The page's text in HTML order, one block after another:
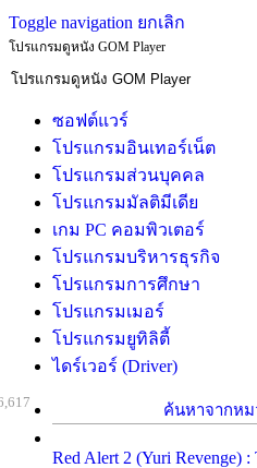
Toggle navigation ยกเลิก
โปรแกรมดูหนัง GOM Player
ซอฟต์แวร์
โปรแกรมอินเทอร์เน็ต
โปรแกรมส่วนบุคคล
โปรแกรมมัลติมีเดีย
เกม PC คอมพิวเตอร์
โปรแกรมบริหารธุรกิจ
โปรแกรมการศึกษา
โปรแกรมเมอร์
โปรแกรมยูทิลิตี้
ไดร์เวอร์ (Driver)
ค้นหาจากห
Red Alert 2 (Yuri Revenge)